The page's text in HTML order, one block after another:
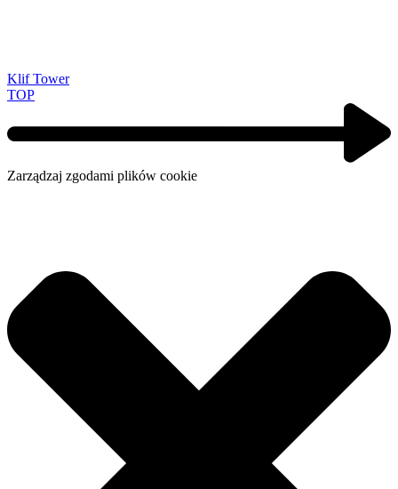
Klif Tower
TOP
Zarządzaj zgodami plików cookie